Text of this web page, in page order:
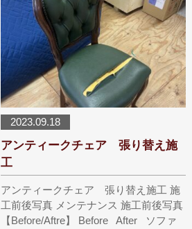
2023.09.18
アンティークチェア 張り替え施
工
アンティークチェア 張り替え施工 施
工前後写真 メンテナンス 施工前後写真
【Before/Aftre】 Before After ソファ